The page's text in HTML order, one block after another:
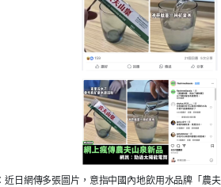
近日網傳多張圖片，意指中國內地飲用水品牌「農